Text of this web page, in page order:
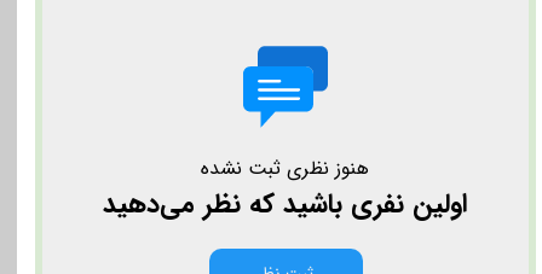
هنوز نظری ثبت نشده
اولین نفری باشید که نظر می‌دهید